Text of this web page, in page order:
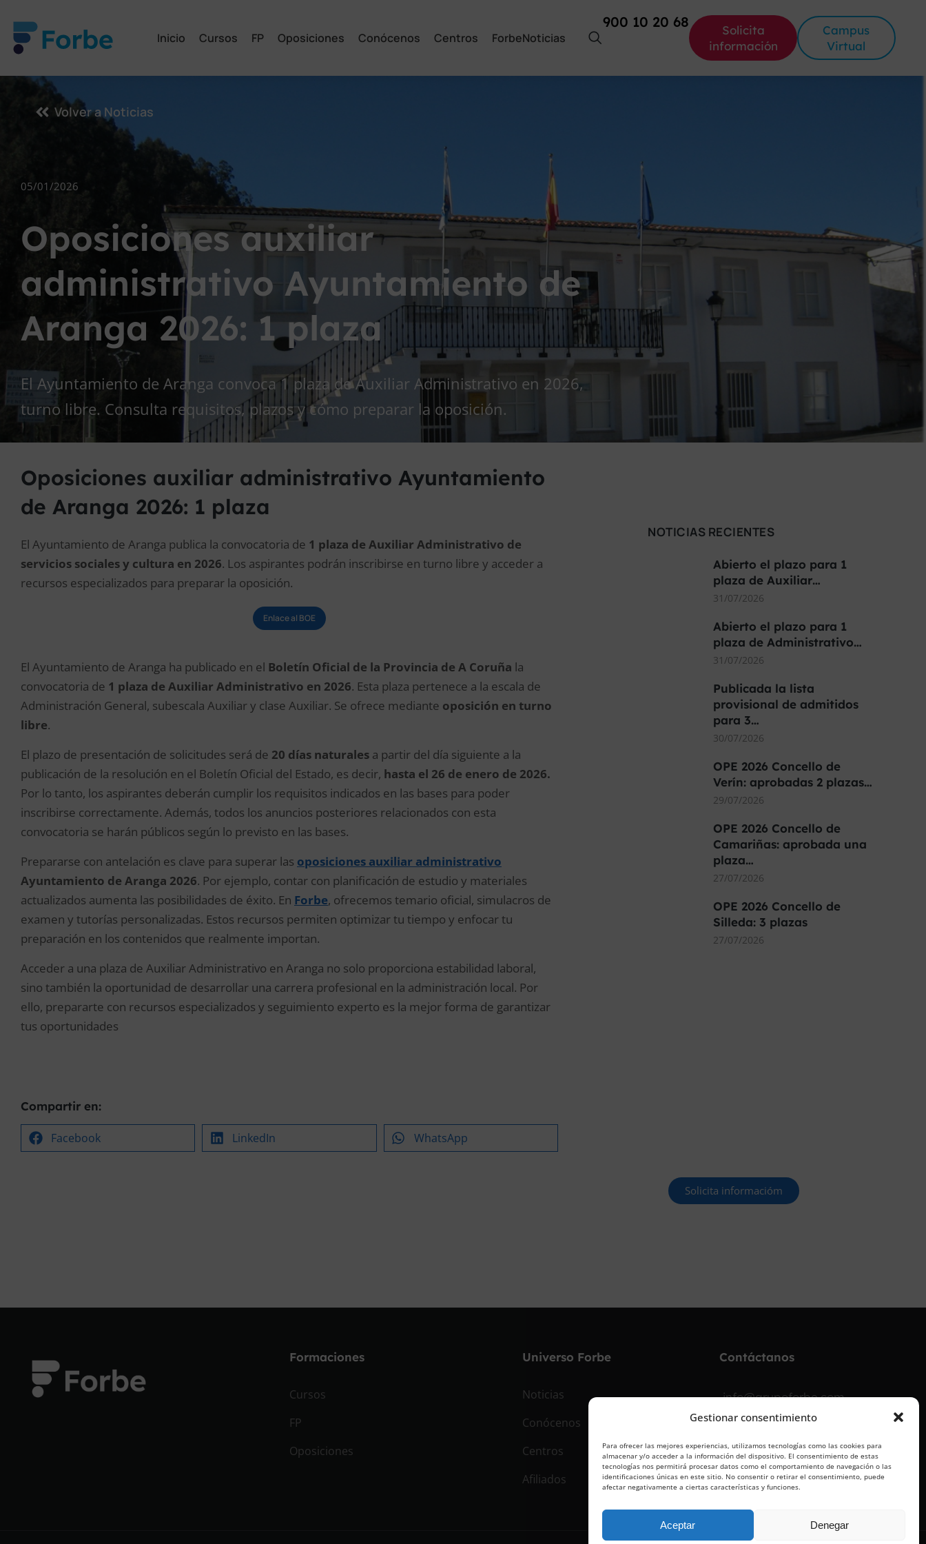
Gestionar consentimiento
Para ofrecer las mejores experiencias, utilizamos tecnologías como las cookies para
almacenar y/o acceder a la información del dispositivo. El consentimiento de estas
tecnologías nos permitirá procesar datos como el comportamiento de navegación o las
identificaciones únicas en este sitio. No consentir o retirar el consentimiento, puede
afectar negativamente a ciertas características y funciones.
Aceptar Denegar
Inicio Cursos FP Oposiciones Conócenos Centros ForbeNoticias
900 10 20 68
Solicita
información
Campus
Virtual
Volver a Noticias
05/01/2026
Oposiciones auxiliar
administrativo Ayuntamiento de
Aranga 2026: 1 plaza
El Ayuntamiento de Aranga convoca 1 plaza de Auxiliar Administrativo en 2026,
turno libre. Consulta requisitos, plazos y cómo preparar la oposición.
Oposiciones auxiliar administrativo Ayuntamiento
de Aranga 2026: 1 plaza
El Ayuntamiento de Aranga publica la convocatoria de 1 plaza de Auxiliar Administrativo de
servicios sociales y cultura en 2026. Los aspirantes podrán inscribirse en turno libre y acceder a
recursos especializados para preparar la oposición.
Enlace al BOE
El Ayuntamiento de Aranga ha publicado en el Boletín Oficial de la Provincia de A Coruña la
convocatoria de 1 plaza de Auxiliar Administrativo en 2026. Esta plaza pertenece a la escala de
Administración General, subescala Auxiliar y clase Auxiliar. Se ofrece mediante oposición en turno
libre.
El plazo de presentación de solicitudes será de 20 días naturales a partir del día siguiente a la
publicación de la resolución en el Boletín Oficial del Estado, es decir, hasta el 26 de enero de 2026.
Por lo tanto, los aspirantes deberán cumplir los requisitos indicados en las bases para poder
inscribirse correctamente. Además, todos los anuncios posteriores relacionados con esta
convocatoria se harán públicos según lo previsto en las bases.
Prepararse con antelación es clave para superar las oposiciones auxiliar administrativo
Ayuntamiento de Aranga 2026. Por ejemplo, contar con planificación de estudio y materiales
actualizados aumenta las posibilidades de éxito. En Forbe, ofrecemos temario oficial, simulacros de
examen y tutorías personalizadas. Estos recursos permiten optimizar tu tiempo y enfocar tu
preparación en los contenidos que realmente importan.
Acceder a una plaza de Auxiliar Administrativo en Aranga no solo proporciona estabilidad laboral,
sino también la oportunidad de desarrollar una carrera profesional en la administración local. Por
ello, prepararte con recursos especializados y seguimiento experto es la mejor forma de garantizar
tus oportunidades
Compartir en:
Facebook LinkedIn WhatsApp
NOTICIAS RECIENTES
Abierto el plazo para 1
plaza de Auxiliar…
31/07/2026
Abierto el plazo para 1
plaza de Administrativo…
31/07/2026
Publicada la lista
provisional de admitidos
para 3…
30/07/2026
OPE 2026 Concello de
Verín: aprobadas 2 plazas…
29/07/2026
OPE 2026 Concello de
Camariñas: aprobada una
plaza…
27/07/2026
OPE 2026 Concello de
Silleda: 3 plazas
27/07/2026
Solicita informacióm
Formaciones
Cursos
FP
Oposiciones
Universo Forbe
Noticias
Conócenos
Centros
Afiliados
Contáctanos
info@grupoforbe.com